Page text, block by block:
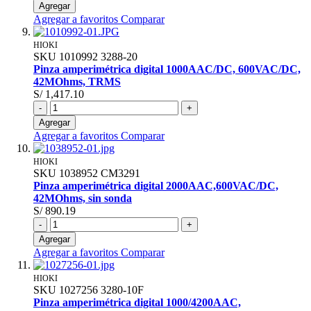
Agregar
Agregar a favoritos Comparar
HIOKI
SKU 1010992 3288-20
Pinza amperimétrica digital 1000AAC/DC, 600VAC/DC,
42MOhms, TRMS
S/ 1,417.10
-
+
Agregar
Agregar a favoritos Comparar
HIOKI
SKU 1038952 CM3291
Pinza amperimétrica digital 2000AAC,600VAC/DC,
42MOhms, sin sonda
S/ 890.19
-
+
Agregar
Agregar a favoritos Comparar
HIOKI
SKU 1027256 3280-10F
Pinza amperimétrica digital 1000/4200AAC,